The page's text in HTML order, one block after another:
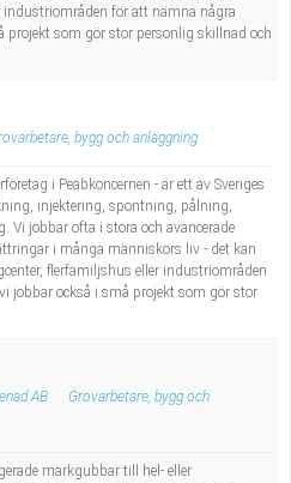
för att nämna några
projekt som gör stor personlig skillnad och
bygg och anläggning
i Peabkoncernen - är ett av Sveriges
injektering, spontning, pålning,
Vi jobbar ofta i stora och avancerade
i många människors liv - det kan
flerfamiljshus eller industriområden
jobbar också i små projekt som gör stor
AB
Grovarbetare, bygg och
markgubbar till hel- eller